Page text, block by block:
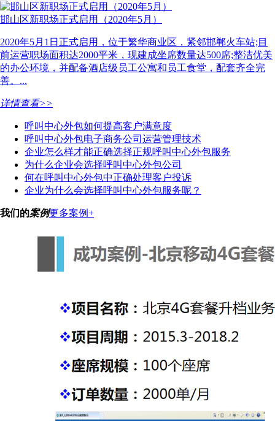
邯山区新职场正式启用（2020年5月）
2020年5月1日正式启用，位于繁华商业区，紧邻邯郸火车站;目
前运营职场面积达2000平米，现建成坐席数量达500席;整洁优美
的办公环境，并配备酒店级员工公寓和员工食堂，配套齐全完
善。...
详情查看>>
呼叫中心外包如何提高客户满意度
呼叫中心外包电子商务公司运营管理技术
企业怎么样才能正确选择正规呼叫中心外包服务
为什么企业会选择呼叫中心外包公司
何在呼叫中心外包中正确处理客户投诉
企业为什么会选择呼叫中心外包服务呢？
我们的案例更多案例+